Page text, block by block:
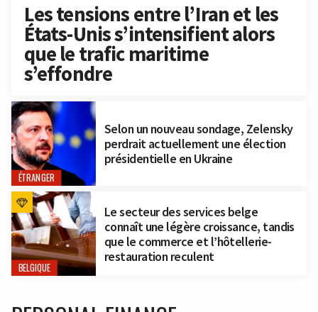
Les tensions entre l’Iran et les
États-Unis s’intensifient alors
que le trafic maritime
s’effondre
ÉTRANGER
Selon un nouveau sondage, Zelensky
perdrait actuellement une élection
présidentielle en Ukraine
BELGIQUE
Le secteur des services belge
connaît une légère croissance, tandis
que le commerce et l’hôtellerie-
restauration reculent